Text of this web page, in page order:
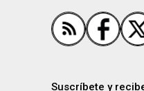
Suscríbete y